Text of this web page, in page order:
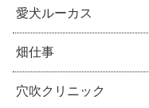
愛犬ルーカス
畑仕事
穴吹クリニック